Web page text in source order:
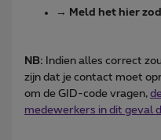
→
Meld het hier
NB:
Indien alles correct
zijn dat je contact moet
om de GID-code vragen,
medewerkers in dit geval